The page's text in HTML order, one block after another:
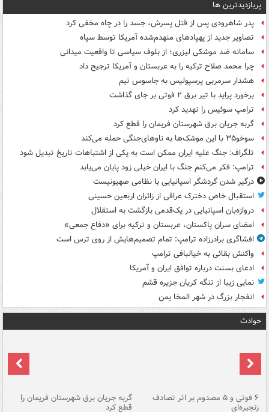
پربازدیدترین ها
پدر شاهرودی پس از قتل پسرش، جسد را در چاه مخفی کرد
تصاویر جدید از پهپادهای منهدم‌شده آمریکا توسط سپاه
سامانه ضد موشکی لیزری؛ از بلوف سیاسی تا واقعیت میدانی
چرا محمد صلاح ترکیه را به عربستان و آمریکا ترجیح داد
هشدار سرمربی پرسپولیس به جاسوس تیم
برخورد پراید با تیر برق ۲ فوتی بر جای گذاشت
ترامپ سوئیس را تهدید کرد
گربه جریان برق شهرستان فریمان را قطع کرد
سوخو۳۵ با این موشک‌ها به ناوهای‌جنگی حمله می‌کند
تلگراف: جنگ علیه ایران ممکن است به یکی از اشتباهات تاریخ تبدیل شود
ترامپ: فکر می‌کنم جنگ با ایران خیلی زود پایان می‌یابد
درگیر شدن گردشگر اسپانیایی با نظامی صهیونیست
استقبال خاص دخترک عراقی از زائران اربعین حسینی
دروازه‌بان اسپانیایی در یک‌قدمی بازگشت به استقلال
امضای سران پاکستان، عربستان و ترکیه برای «دفاع جمعی»
افشاگری برادرزاده ترامپ: تمام تصمیم‌هایش از روی ترس است
واکنش بقائی به خیالبافی ترامپ
ادعای بسنت درباره توافق ایران و آمریکا
نمایی زیبا از تنگه کریان جزیره قشم
انفجار بزرگ در شهر المخا یمن
حوادث
۶ فوتی و ۵ مصدوم بر اثر تصادف
زنجیره‌ای
گربه جریان برق شهرستان فریمان را
قطع کرد